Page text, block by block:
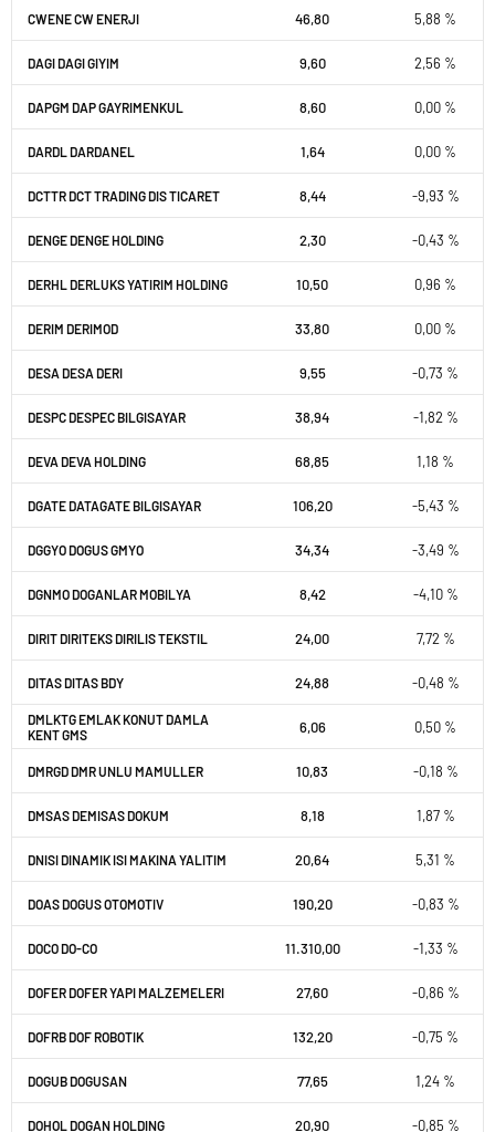
CWENE CW ENERJI 46,80 5,88 %
DAGI DAGI GIYIM 9,60 2,56 %
DAPGM DAP GAYRIMENKUL 8,60 0,00 %
DARDL DARDANEL 1,64 0,00 %
DCTTR DCT TRADING DIS TICARET 8,44 -9,93 %
DENGE DENGE HOLDING 2,30 -0,43 %
DERHL DERLUKS YATIRIM HOLDING 10,50 0,96 %
DERIM DERIMOD 33,80 0,00 %
DESA DESA DERI 9,55 -0,73 %
DESPC DESPEC BILGISAYAR 38,94 -1,82 %
DEVA DEVA HOLDING 68,85 1,18 %
DGATE DATAGATE BILGISAYAR 106,20 -5,43 %
DGGYO DOGUS GMYO 34,34 -3,49 %
DGNMO DOGANLAR MOBILYA 8,42 -4,10 %
DIRIT DIRITEKS DIRILIS TEKSTIL 24,00 7,72 %
DITAS DITAS BDY 24,88 -0,48 %
DMLKTG EMLAK KONUT DAMLA
KENT GMS
6,06 0,50 %
DMRGD DMR UNLU MAMULLER 10,83 -0,18 %
DMSAS DEMISAS DOKUM 8,18 1,87 %
DNISI DINAMIK ISI MAKINA YALITIM 20,64 5,31 %
DOAS DOGUS OTOMOTIV 190,20 -0,83 %
DOCO DO-CO 11.310,00 -1,33 %
DOFER DOFER YAPI MALZEMELERI 27,60 -0,86 %
DOFRB DOF ROBOTIK 132,20 -0,75 %
DOGUB DOGUSAN 77,65 1,24 %
DOHOL DOGAN HOLDING 20,90 -0,85 %